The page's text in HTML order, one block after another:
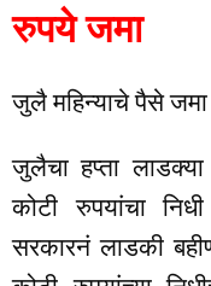
रुपये जमा
जुलै महिन्याचे पैसे
जुलैचा हप्ता
कोटी रुपयांचा
सरकारनं लाडकी